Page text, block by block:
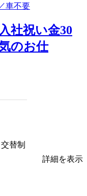
社祝い金30
のお仕
替制
詳細を表示